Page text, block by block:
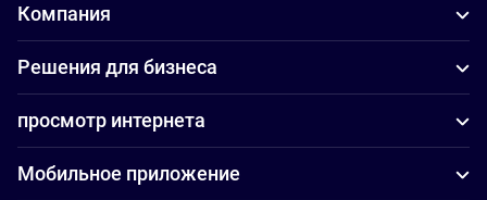
Компания
Решения для бизнеса
просмотр интернета
Мобильное приложение